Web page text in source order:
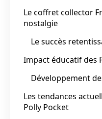
Le coffret collector
nostalgie
Le succès
Impact éducatif des
Développement
Les tendances
Polly Pocket